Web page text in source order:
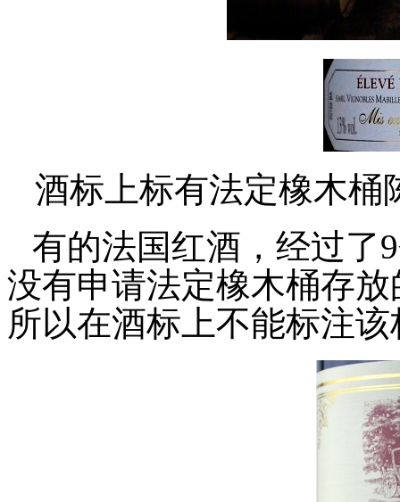
酒标上标有法定橡木桶
有的法国红酒，经过了
没有申请法定橡木桶存放
所以在酒标上不能标注